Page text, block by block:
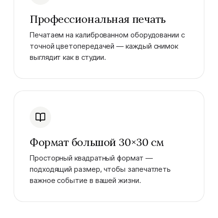
Профессиональная печать
Печатаем на калиброванном оборудовании с
точной цветопередачей — каждый снимок
выглядит как в студии.
Формат большой 30×30 см
Просторный квадратный формат —
подходящий размер, чтобы запечатлеть
важное событие в вашей жизни.